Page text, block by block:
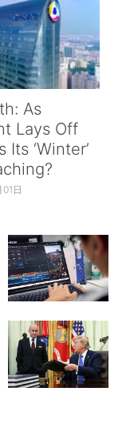
As
Lays Off
Its ‘Winter’
日